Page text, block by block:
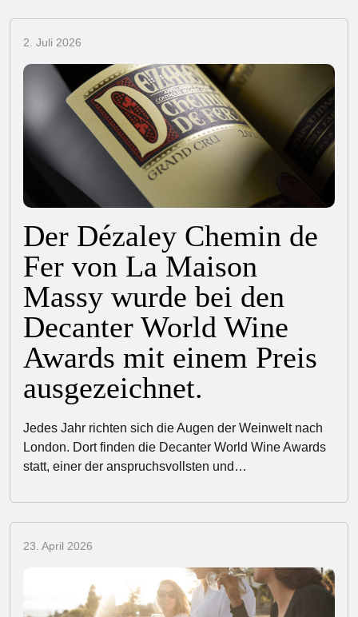
2. Juli 2026
Der Dézaley Chemin de
Fer von La Maison
Massy wurde bei den
Decanter World Wine
Awards mit einem Preis
ausgezeichnet.
Jedes Jahr richten sich die Augen der Weinwelt nach
London. Dort finden die Decanter World Wine Awards
statt, einer der anspruchsvollsten und…
23. April 2026